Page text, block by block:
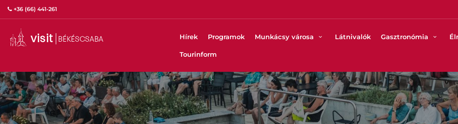
+36 (66) 441-261
Hírek Programok Munkácsy városa Látnivalók Gasztronómia
Tourinform